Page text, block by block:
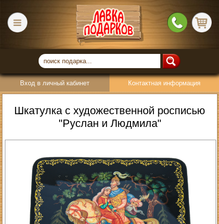
Вход в личный кабинет Контактная информация
Шкатулка с художественной росписью
"Руслан и Людмила"